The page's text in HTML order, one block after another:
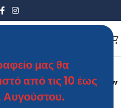
μας θα
από τις 10 έως
Αυγούστου.
Γάμου
ΜΕ ΣΤΕΦΑΝΙ”
Φεβρουαρίου 2019